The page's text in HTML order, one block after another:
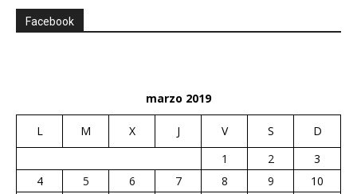
Facebook
marzo 2019
L M X J V S
D
1
2
3
4
5 6 7 8 9
10